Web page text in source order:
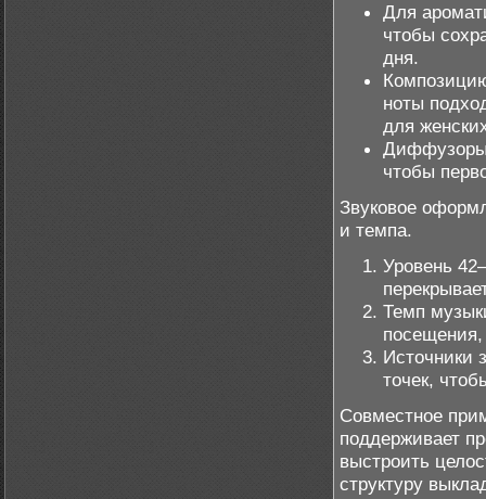
Для
чтобы
дня.
ноты
для
Диффузоры
чтобы
Звуковое
и темпа.
Уровень
Темп
посещения,
Источники
точек,
Совместное
поддерживает
выстроить
структуру